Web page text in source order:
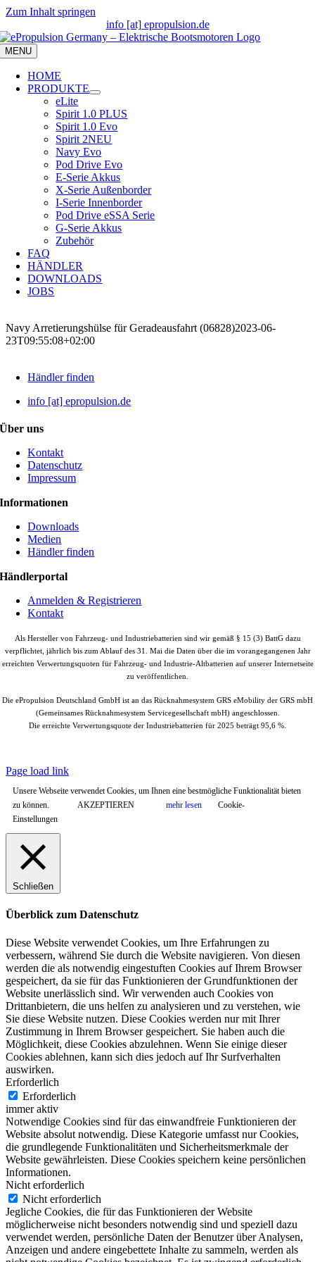
Zum Inhalt springen
info [at] epropulsion.de
MENU
HOME
PRODUKTE
eLite
Spirit 1.0 PLUS
Spirit 1.0 Evo
Spirit 2NEU
Navy Evo
Pod Drive Evo
E-Serie Akkus
X-Serie Außenborder
I-Serie Innenborder
Pod Drive eSSA Serie
G-Serie Akkus
Zubehör
FAQ
HÄNDLER
DOWNLOADS
JOBS
Navy Arretierungshülse für Geradeausfahrt (06828)2023-06-
23T09:55:08+02:00
Händler finden
info [at] epropulsion.de
Über uns
Kontakt
Datenschutz
Impressum
Informationen
Downloads
Medien
Händler finden
Händlerportal
Anmelden & Registrieren
Kontakt
Als Hersteller von Fahrzeug- und Industriebatterien sind wir gemäß § 15 (3) BattG dazu
verpflichtet, jährlich bis zum Ablauf des 31. Mai die Daten über die im vorangegangenen Jahr
erreichten Verwertungsquoten für Fahrzeug- und Industrie-Altbatterien auf unserer Internetseite
zu veröffentlichen.
Die ePropulsion Deutschland GmbH ist an das Rücknahmesystem GRS eMobility der GRS mbH
(Gemeinsames Rücknahmesystem Servicegesellschaft mbH) angeschlossen.
Die erreichte Verwertungsquote der Industriebatterien für 2025 beträgt 95,6 %.
Page load link
Unsere Webseite verwendet Cookies, um Ihnen eine bestmögliche Funktionalität bieten
zu können.
AKZEPTIEREN mehr lesen
Cookie-
Einstellungen
Schließen
Überblick zum Datenschutz
Diese Website verwendet Cookies, um Ihre Erfahrungen zu
verbessern, während Sie durch die Website navigieren. Von diesen
werden die als notwendig eingestuften Cookies auf Ihrem Browser
gespeichert, da sie für das Funktionieren der Grundfunktionen der
Website unerlässlich sind. Wir verwenden auch Cookies von
Drittanbietern, die uns helfen zu analysieren und zu verstehen, wie
Sie diese Website nutzen. Diese Cookies werden nur mit Ihrer
Zustimmung in Ihrem Browser gespeichert. Sie haben auch die
Möglichkeit, diese Cookies abzulehnen. Wenn Sie einige dieser
Cookies ablehnen, kann sich dies jedoch auf Ihr Surfverhalten
auswirken.
Erforderlich
Erforderlich
immer aktiv
Notwendige Cookies sind für das einwandfreie Funktionieren der
Website absolut notwendig. Diese Kategorie umfasst nur Cookies,
die grundlegende Funktionalitäten und Sicherheitsmerkmale der
Website gewährleisten. Diese Cookies speichern keine persönlichen
Informationen.
Nicht erforderlich
Nicht erforderlich
Jegliche Cookies, die für das Funktionieren der Website
möglicherweise nicht besonders notwendig sind und speziell dazu
verwendet werden, persönliche Daten der Benutzer über Analysen,
Anzeigen und andere eingebettete Inhalte zu sammeln, werden als